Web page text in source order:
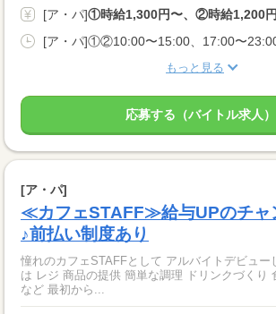
[ア・パ]①時給1,300円〜、②時給1,200
[ア・パ]①②10:00〜15:00、17:00〜
もっと見る
応募する（バイトル求人）
[ア・パ]
≪カフェSTAFF≫給与UPのチャ
♪前払い制度あり
憧れのカフェSTAFFとして アルバイトデビュー
は レジ 商品の提供 簡単な調理 ドリンクづくり
など 最初から...